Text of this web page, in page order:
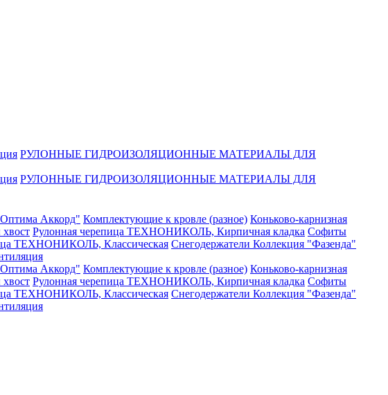
РУЛОННЫЕ ГИДРОИЗОЛЯЦИОННЫЕ МАТЕРИАЛЫ ДЛЯ
РУЛОННЫЕ ГИДРОИЗОЛЯЦИОННЫЕ МАТЕРИАЛЫ ДЛЯ
Аккорд" Комплектующие к кровле (разное) Коньково-карнизная
Рулонная черепица ТЕХНОНИКОЛЬ, Кирпичная кладка Софиты
ТЕХНОНИКОЛЬ, Классическая Снегодержатели Коллекция "Фазенда"
Аккорд" Комплектующие к кровле (разное) Коньково-карнизная
Рулонная черепица ТЕХНОНИКОЛЬ, Кирпичная кладка Софиты
ТЕХНОНИКОЛЬ, Классическая Снегодержатели Коллекция "Фазенда"